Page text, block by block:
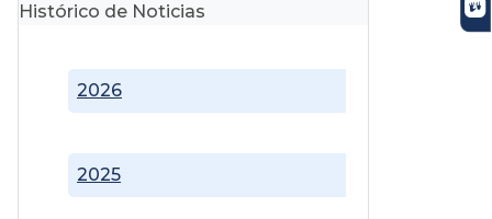
Histórico de Noticias
2025
2026